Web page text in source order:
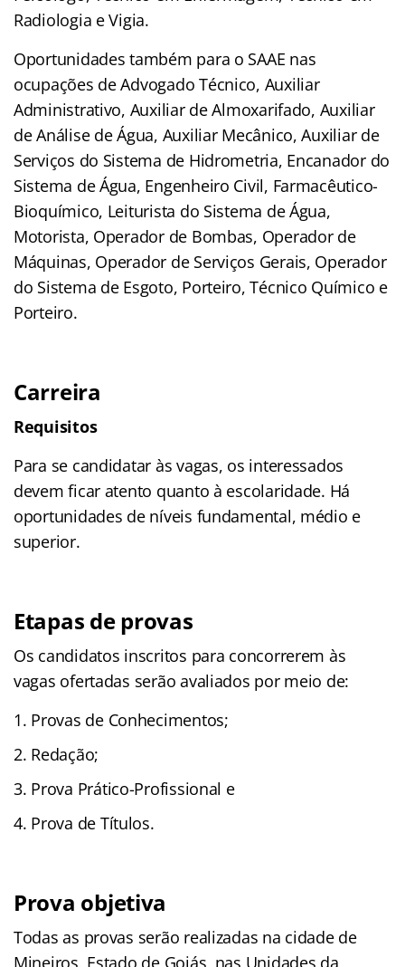
Radiologia e Vigia.
Oportunidades também para o SAAE nas
ocupações de Advogado Técnico, Auxiliar
Administrativo, Auxiliar de Almoxarifado, Auxiliar
de Análise de Água, Auxiliar Mecânico, Auxiliar de
Serviços do Sistema de Hidrometria, Encanador do
Sistema de Água, Engenheiro Civil, Farmacêutico-
Bioquímico, Leiturista do Sistema de Água,
Motorista, Operador de Bombas, Operador de
Máquinas, Operador de Serviços Gerais, Operador
do Sistema de Esgoto, Porteiro, Técnico Químico e
Porteiro.
Carreira
Requisitos
Para se candidatar às vagas, os interessados
devem ficar atento quanto à escolaridade. Há
oportunidades de níveis fundamental, médio e
superior.
Etapas de provas
Os candidatos inscritos para concorrerem às
vagas ofertadas serão avaliados por meio de:
Provas de Conhecimentos;
Redação;
Prova Prático-Profissional e
Prova de Títulos.
Prova objetiva
Todas as provas serão realizadas na cidade de
Mineiros, Estado de Goiás, nas Unidades da